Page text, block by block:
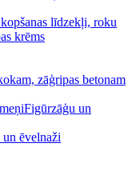
Figūrzāģu un
un ēvelnaži